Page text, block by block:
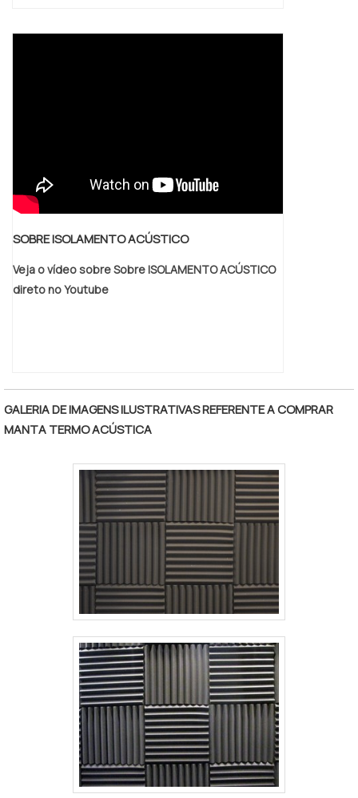
SOBRE ISOLAMENTO ACÚSTICO
Veja o vídeo sobre Sobre ISOLAMENTO ACÚSTICO
direto no Youtube
GALERIA DE IMAGENS ILUSTRATIVAS REFERENTE A COMPRAR
MANTA TERMO ACÚSTICA